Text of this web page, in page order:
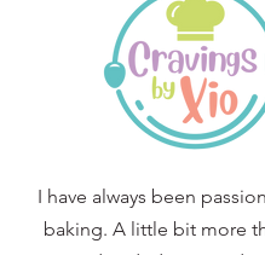
I have always been
baking. A little bit more